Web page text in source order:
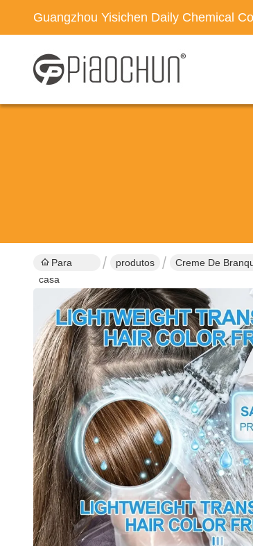
Guangzhou Yisichen Daily Chemical
Para
casa
produtos Creme De